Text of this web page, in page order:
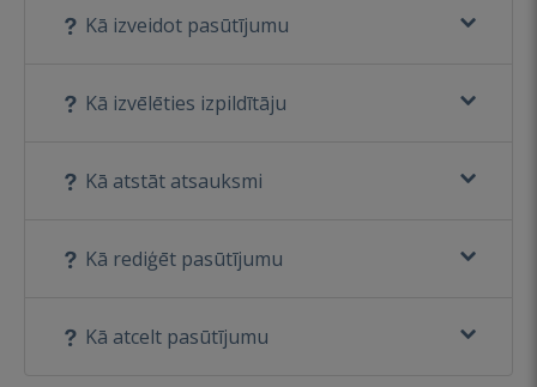
Kā izveidot pasūtījumu
Kā izvēlēties izpildītāju
Kā atstāt atsauksmi
Kā rediģēt pasūtījumu
Kā atcelt pasūtījumu